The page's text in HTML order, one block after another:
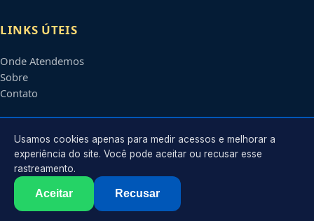
LINKS ÚTEIS
Onde Atendemos
Sobre
Contato
CONTATO
Atendimento em
contato@guinchosempraiagrande.com.br
2026 Praia Grande
. Todos os direitos reservados.
Usamos cookies apenas para medir acessos e melhorar a
experiência do site. Você pode aceitar ou recusar esse
rastreamento.
Aceitar Recusar